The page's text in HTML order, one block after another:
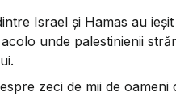
Israel și Hamas au
acolo unde palestinienii
zeci de mii de